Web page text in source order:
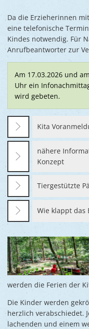
Da die Erzieherinnen
eine telefonische
Kindes notwendig. Für
Anrufbeantworter zur
Am 17.03.2026 und
Uhr ein
wird gebeten.
Kita
nähere
Konzept
Tiergestützte
Wie klappt das
werden die Ferien der
Die Kinder werden
herzlich verabschiedet.
lachenden und einem